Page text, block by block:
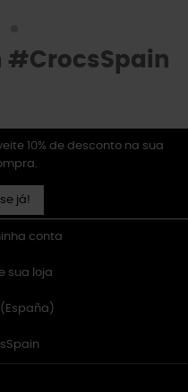
#CrocsSpain
10% de desconto na sua
já!
conta
sua loja